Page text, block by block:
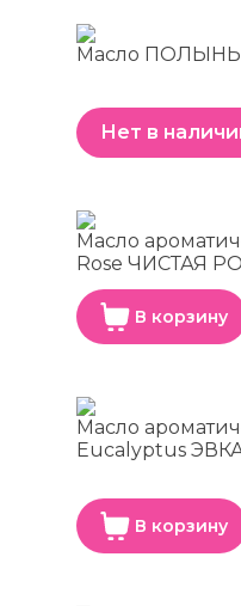
Масло ПОЛЫНЬ
Нет в
Масло
Rose ЧИСТАЯ
В корзину
Масло
Eucalyptus
В корзину